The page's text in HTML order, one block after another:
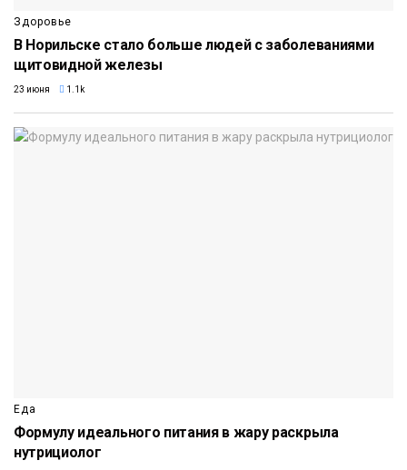
Здоровье
В Норильске стало больше людей с заболеваниями
щитовидной железы
23 июня 1.1k
Еда
Формулу идеального питания в жару раскрыла
нутрициолог